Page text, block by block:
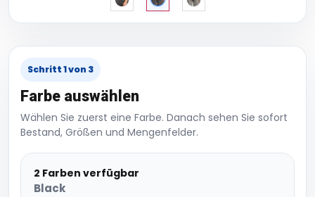
Schritt 1 von 3
Farbe auswählen
Wählen Sie zuerst eine Farbe. Danach sehen Sie sofort
Bestand, Größen und Mengenfelder.
2 Farben verfügbar
Black